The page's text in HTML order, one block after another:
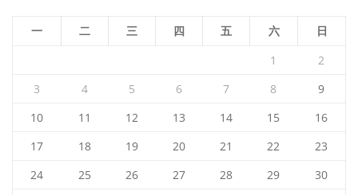
一 二 三 四 五 六
日
1
2
3
4 5 6 7 8
9
10
11 12 13 14 15
16
17
18 19 20 21 22
23
24
25 26 27 28 29
30